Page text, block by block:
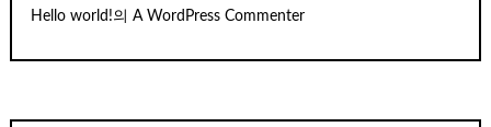
Hello world!의A WordPress Commenter